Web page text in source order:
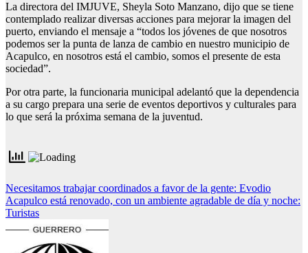
La directora del IMJUVE, Sheyla Soto Manzano, dijo que se tiene
contemplado realizar diversas acciones para mejorar la imagen del
puerto, enviando el mensaje a “todos los jóvenes de que nosotros
podemos ser la punta de lanza de cambio en nuestro municipio de
Acapulco, en nosotros está el cambio, somos el presente de esta
sociedad”.
Por otra parte, la funcionaria municipal adelantó que la dependencia
a su cargo prepara una serie de eventos deportivos y culturales para
lo que será la próxima semana de la juventud.
Navegación
de
entradas
Necesitamos trabajar coordinados a favor de la gente: Evodio
Acapulco está renovado, con un ambiente agradable de día y noche:
Turistas